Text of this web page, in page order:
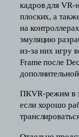
кадров для VR-
плоских, а
на
эмуляцию
из-за них игру
Frame после
ПКVR-режим в
если хорошо